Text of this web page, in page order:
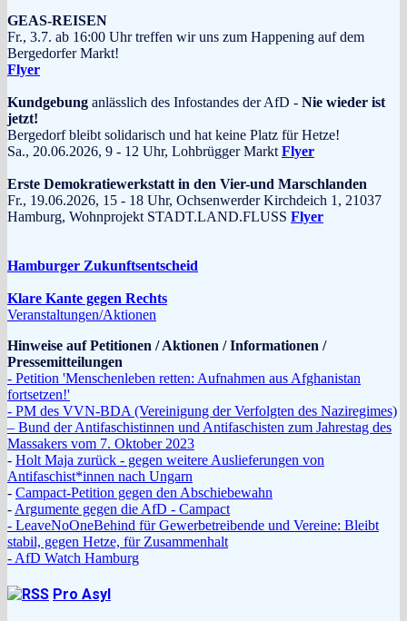
GEAS-REISEN
Fr., 3.7. ab 16:00 Uhr treffen wir uns zum Happening auf dem
Bergedorfer Markt!
Flyer
Kundgebung anlässlich des Infostandes der AfD - Nie wieder ist
jetzt!
Bergedorf bleibt solidarisch und hat keine Platz für Hetze!
Sa., 20.06.2026, 9 - 12 Uhr, Lohbrügger Markt Flyer
Erste Demokratiewerkstatt in den Vier-und Marschlanden
Fr., 19.06.2026, 15 - 18 Uhr, Ochsenwerder Kirchdeich 1, 21037
Hamburg, Wohnprojekt STADT.LAND.FLUSS Flyer
Hamburger Zukunftsentscheid
Klare Kante gegen Rechts
Veranstaltungen/Aktionen
Hinweise auf Petitionen / Aktionen / Informationen /
Pressemitteilungen
- Petition 'Menschenleben retten: Aufnahmen aus Afghanistan
fortsetzen!'
- PM des VVN-BDA (Vereinigung der Verfolgten des Naziregimes)
– Bund der Antifaschistinnen und Antifaschisten zum Jahrestag des
Massakers vom 7. Oktober 2023
- Holt Maja zurück - gegen weitere Auslieferungen von
Antifaschist*innen nach Ungarn
- Campact-Petition gegen den Abschiebewahn
- Argumente gegen die AfD - Campact
- LeaveNoOneBehind für Gewerbetreibende und Vereine: Bleibt
stabil, gegen Hetze, für Zusammenhalt
- AfD Watch Hamburg
Pro Asyl